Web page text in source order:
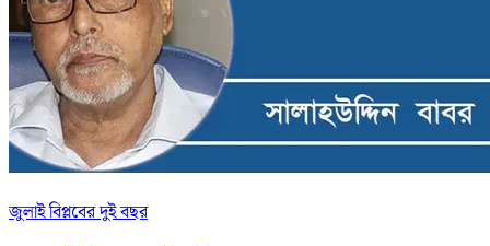
জুলাই বিপ্লবের দুই বছর